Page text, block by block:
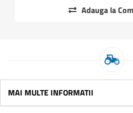
Adauga la
MAI MULTE INFORMATII